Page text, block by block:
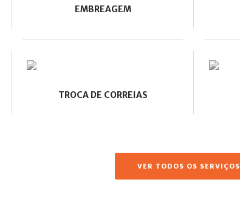
EMBREAGEM
TROCA DE CORREIAS
VER TODOS OS SERVIÇOS